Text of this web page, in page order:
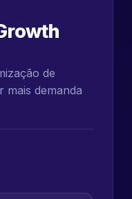
de
mais demanda